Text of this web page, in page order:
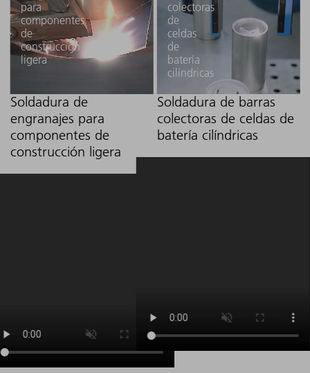
para
componentes
de
construcción
ligera
Soldadura de
engranajes para
componentes de
construcción ligera
colectoras
de
celdas
de
batería
cilíndricas
Soldadura de barras
colectoras de celdas de
batería cilíndricas